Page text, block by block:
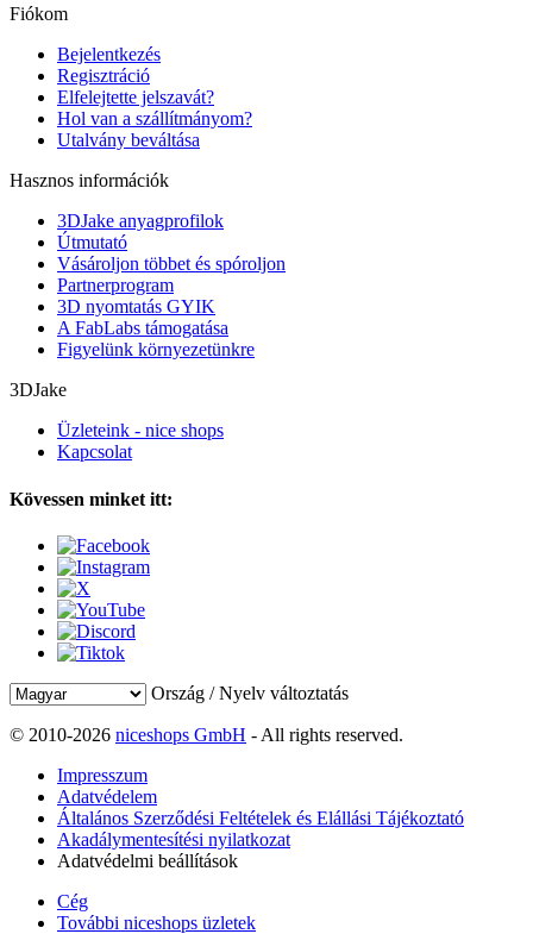
Fiókom
Bejelentkezés
Regisztráció
Elfelejtette jelszavát?
Hol van a szállítmányom?
Utalvány beváltása
Hasznos információk
3DJake anyagprofilok
Útmutató
Vásároljon többet és spóroljon
Partnerprogram
3D nyomtatás GYIK
A FabLabs támogatása
Figyelünk környezetünkre
3DJake
Üzleteink - nice shops
Kapcsolat
Kövessen minket itt:
Ország / Nyelv változtatás
© 2010-2026 niceshops GmbH - All rights reserved.
Impresszum
Adatvédelem
Általános Szerződési Feltételek és Elállási Tájékoztató
Akadálymentesítési nyilatkozat
Adatvédelmi beállítások
Cég
További niceshops üzletek